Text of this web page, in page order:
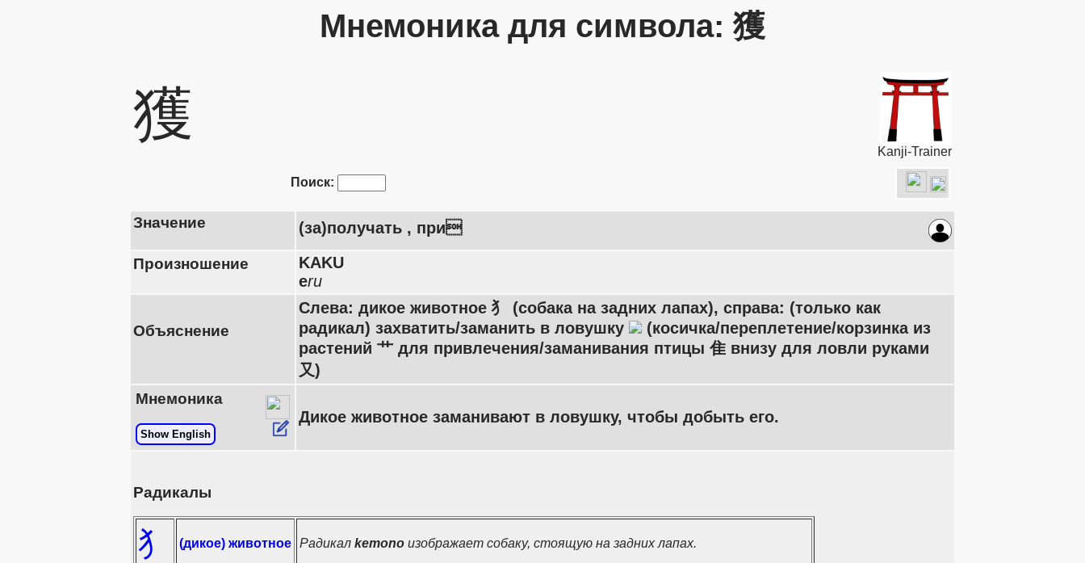
Мнемоника для символа: 獲
獲
Kanji-Trainer
Поиск:
Значение (за)получать , при
Произношение
KAKU
eru
Объяснение
Слева: дикое животное 犭 (собака на задних лапах), справа: (только как
радикал) захватить/заманить в ловушку
(косичка/переплетение/корзинка из
растений 艹 для привлечения/заманивания птицы 隹 внизу для ловли руками
又)
Мнемоника
Show English
Дикое животное заманивают в ловушку, чтобы добыть его.
Радикалы
犭 (дикое) животное Радикал kemono изображает собаку, стоящую на задних лапах.